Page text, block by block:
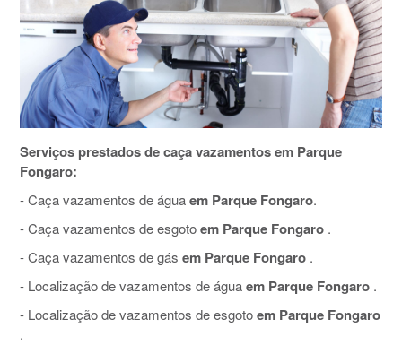
Serviços prestados de caça vazamentos em Parque
Fongaro:
- Caça vazamentos de águaem Parque Fongaro.
- Caça vazamentos de esgotoem Parque Fongaro .
- Caça vazamentos de gás em Parque Fongaro .
- Localização de vazamentos de águaem Parque Fongaro .
- Localização de vazamentos de esgotoem Parque Fongaro
.